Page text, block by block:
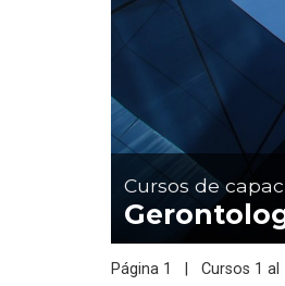
Cursos de
Página 1 | Cursos 1 al